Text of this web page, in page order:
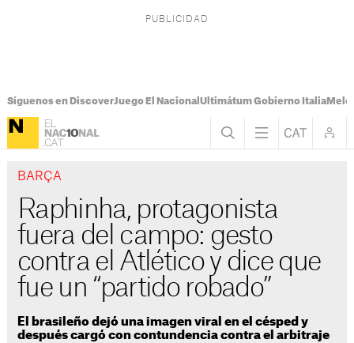
Síguenos en DiscoverJuego El Nacional Ultimátum Gobierno Italia
BARÇA
Raphinha, protagonista
fuera del campo: gesto
contra el Atlético y dice que
fue un “partido robado”
El brasileño dejó una imagen viral en el césped y
después cargó con contundencia contra el arbitraje